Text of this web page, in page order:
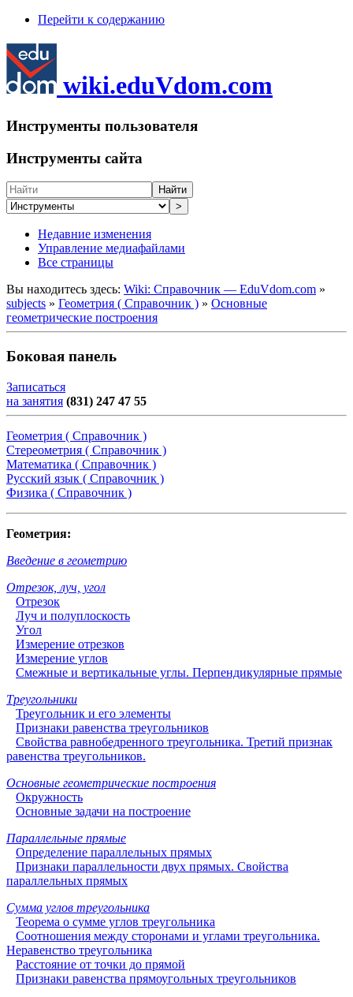
Перейти к содержанию
wiki.eduVdom.com
Инструменты пользователя
Инструменты сайта
Найти
>
Недавние изменения
Управление медиафайлами
Все страницы
Вы находитесь здесь: Wiki: Справочник — EduVdom.com »
subjects » Геометрия ( Справочник ) » Основные
геометрические построения
Боковая панель
Записаться
на занятия (831) 247 47 55
Геометрия ( Справочник )
Стереометрия ( Справочник )
Математика ( Справочник )
Русский язык ( Справочник )
Физика ( Справочник )
Геометрия:
Введение в геометрию
Отрезок, луч, угол
Отрезок
Луч и полуплоскость
Угол
Измерение отрезков
Измерение углов
Смежные и вертикальные углы. Перпендикулярные прямые
Треугольники
Треугольник и его элементы
Признаки равенства треугольников
Свойства равнобедренного треугольника. Третий признак
равенства треугольников.
Основные геометрические построения
Окружность
Основные задачи на построение
Параллельные прямые
Определение параллельных прямых
Признаки параллельности двух прямых. Свойства
параллельных прямых
Сумма углов треугольника
Теорема о сумме углов треугольника
Соотношения между сторонами и углами треугольника.
Неравенство треугольника
Расстояние от точки до прямой
Признаки равенства прямоугольных треугольников